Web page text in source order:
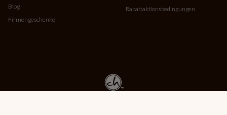
Blog
Firmengeschenke
Rabattaktionsbedingungen